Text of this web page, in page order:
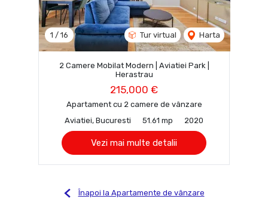
1 / 16 Tur virtual Harta
2 Camere Mobilat Modern | Aviatiei Park |
Herastrau
215,000 €
Apartament cu 2 camere de vânzare
Aviatiei, Bucuresti
51.61 mp 2020
Vezi mai multe detalii
Înapoi la Apartamente de vânzare